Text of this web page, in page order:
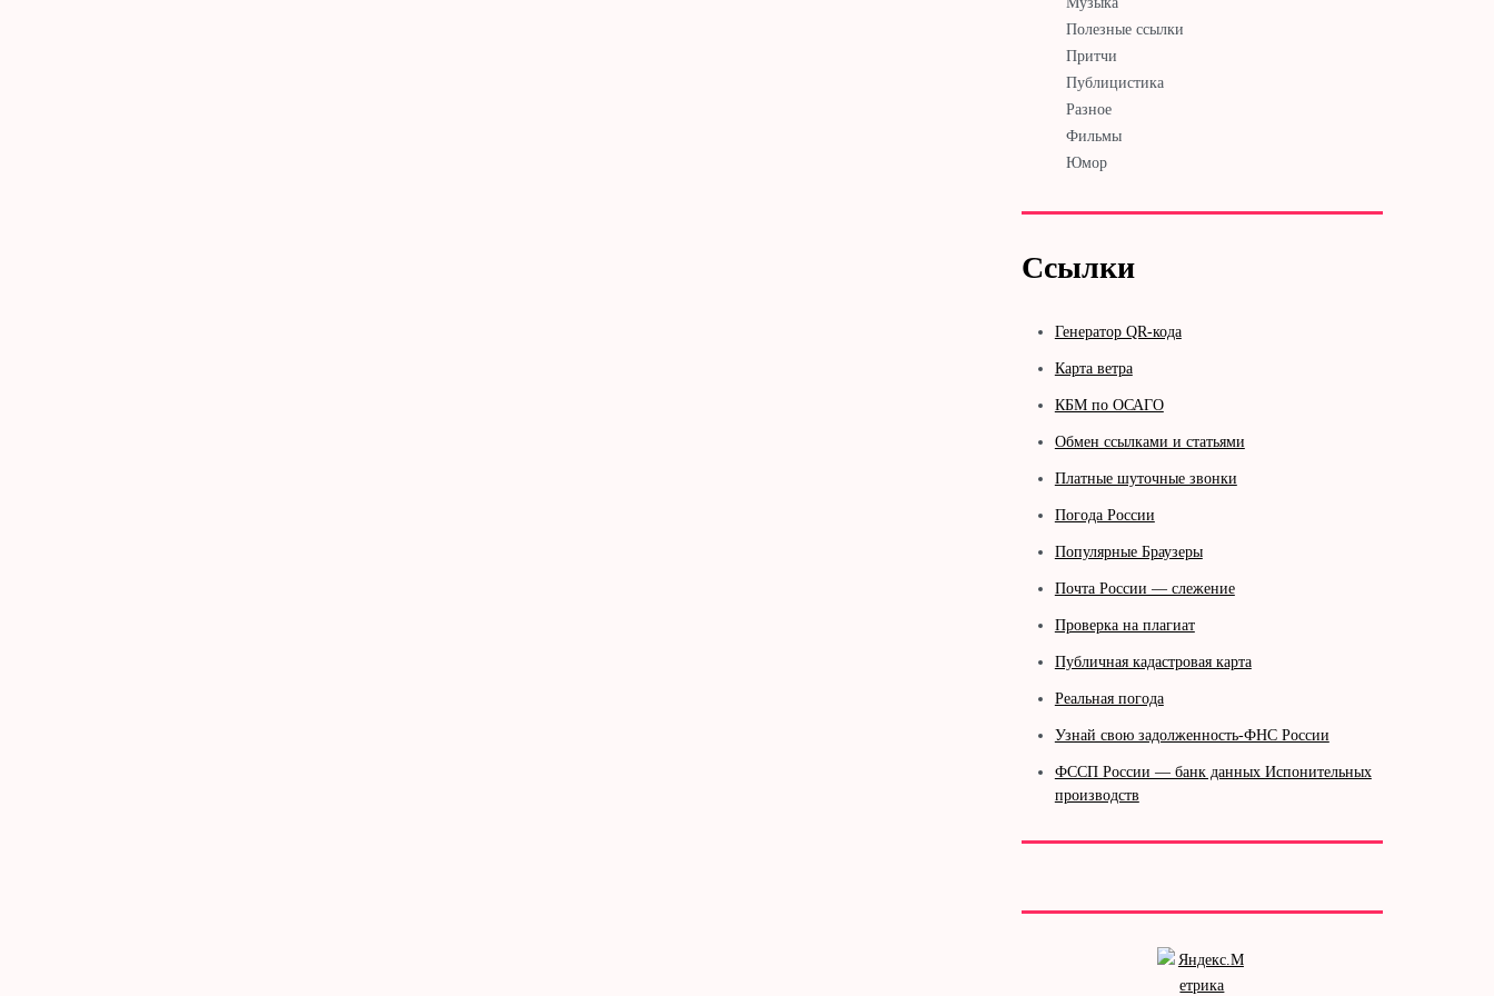
Полезные ссылки
Притчи
Публицистика
Разное
Фильмы
Юмор
Ссылки
Генератор QR-кода
Карта ветра
КБМ по ОСАГО
Обмен ссылками и статьями
Платные шуточные звонки
Погода России
Популярные Браузеры
Почта России — слежение
Проверка на плагиат
Публичная кадастровая карта
Реальная погода
Узнай свою задолженность-ФНС России
ФССП России — банк данных Испонительных
производств